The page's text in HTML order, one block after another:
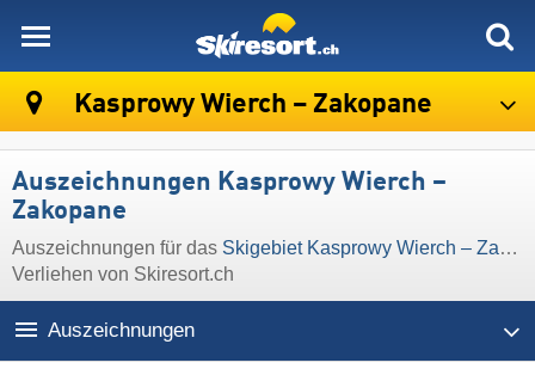
Kasprowy Wierch – Zakopane
Auszeichnungen Kasprowy Wierch –
Zakopane
Auszeichnungen für das Skigebiet Kasprowy Wierch – Zakopane
Verliehen von Skiresort.ch
Auszeichnungen